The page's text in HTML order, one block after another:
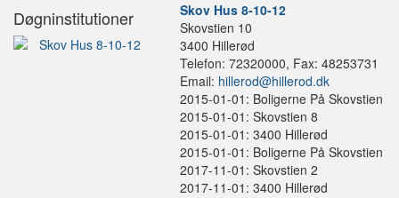
Døgninstitutioner
Skov Hus 8-10-12
Skovstien 10
3400 Hillerød
Telefon: 72320000, Fax: 48253731
Email: hillerod@hillerod.dk
2015-01-01: Boligerne På Skovstien
2015-01-01: Skovstien 8
2015-01-01: 3400 Hillerød
2015-01-01: Boligerne På Skovstien
2017-11-01: Skovstien 2
2017-11-01: 3400 Hillerød